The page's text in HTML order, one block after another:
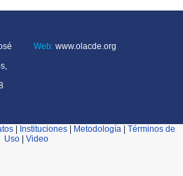
Web: www.olacde.org
| Instituciones| Metodología| Términos de
Uso| Video